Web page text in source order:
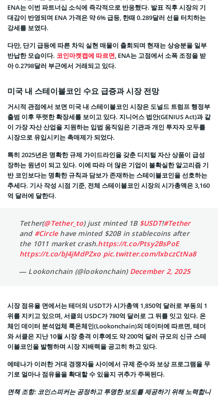
ENA는 이번 파트너십 소식에 즉각적으로 반응했다. 발표 직후 시장의 기
대감이 반영되며 ENA 가격은 약 6% 급등, 한때 0.289달러 선을 터치하는
강세를 보였다.
다만, 단기 급등에 따른 차익 실현 매물이 출회되며 현재는 상승분을 일부
반납한 모습이다. 코인마켓캡에 따르면, ENA는 고점에서 소폭 조정을 받
아 0.2798달러 부근에서 거래되고 있다.
미국 내 스테이블코인 수요 급증과 시장 전망
거시적 관점에서 보면 미국 내 스테이블코인 시장은 도널드 트럼프 행정부
출범 이후 뚜렷한 확장세를 보이고 있다. 지니어스 법안(GENIUS Act)과 같
이 가장 자산 산업을 지원하는 입법 움직임은 기관과 개인 투자자 모두를
시장으로 유입시키는 촉매제가 되었다.
특히 2025년은 명확한 규제 가이드라인을 갖춘 디지털 자산 상품이 급성
장하는 원년이 되고 있다. 이에 따라 더 많은 기업이 불확실한 알고리즘 기
반 코인보다는 명확한 규칙과 담보가 존재하는 스테이블코인을 선호하는
추세다. 기사 작성 시점 기준, 전체 스테이블코인 시장의 시가총액은 3,160
억 달러에 달한다.
Tether(@Tether_to) just minted 1B $USDT!#Tether
and #Circlehave minted $20B in stablecoins after
the 1011 market crash.https://t.co/Ptsy2BsPoE
https://t.co/bJ4jMdPZxo pic.twitter.com/IxbczCtNa8
— Lookonchain (@lookonchain) December 2, 2025
시장 점유율 면에서는 테더의 USDT가 시가총액 1,850억 달러로 부동의 1
위를 지키고 있으며, 서클의 USDC가 780억 달러로 그 뒤를 잇고 있다. 온
체인 데이터 분석업체 룩온체인(Lookonchain)의 데이터에 따르면, 테더
와 서클은 지난 10월 시장 충격 이후에도 약 200억 달러 규모의 신규 스테
이블코인을 발행하며 시장 지배력을 공고히 하고 있다.
에테나가 이러한 거대 경쟁자들 사이에서 규제 준수와 보상 프로그램을 무
기로 얼마나 점유율을 확대할 수 있을지 귀추가 주목된다.
면책 조항: 코인스피커는 공정하고 투명한 보도를 제공하기 위해 노력합니